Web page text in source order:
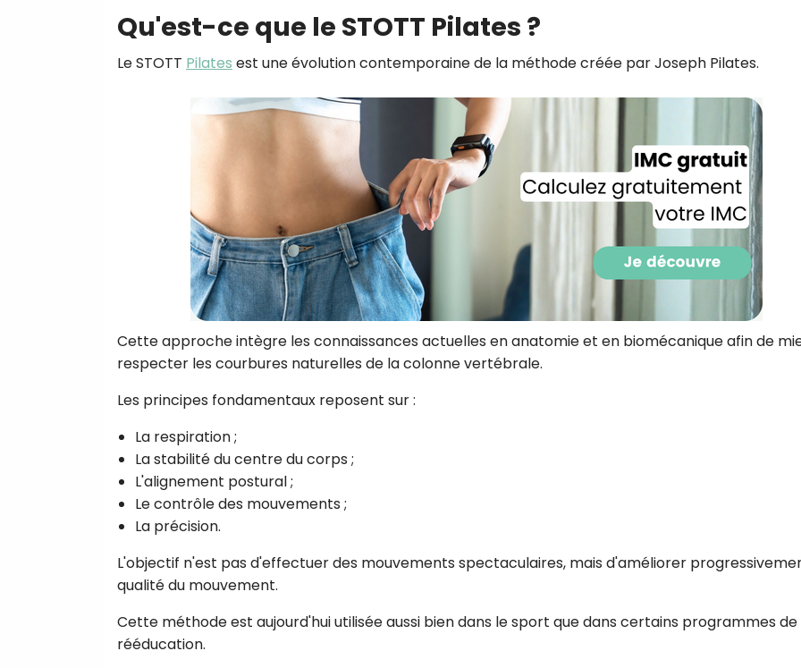
Qu'est-ce que le STOTT Pilates ?
Le STOTT Pilates est une évolution contemporaine de la méthode créée par Joseph Pilates.
Cette approche intègre les connaissances actuelles en anatomie et en biomécanique afin de
respecter les courbures naturelles de la colonne vertébrale.
Les principes fondamentaux reposent sur :
La respiration ;
La stabilité du centre du corps ;
L'alignement postural ;
Le contrôle des mouvements ;
La précision.
L'objectif n'est pas d'effectuer des mouvements spectaculaires, mais d'améliorer
qualité du mouvement.
Cette méthode est aujourd'hui utilisée aussi bien dans le sport que dans certains programmes de
rééducation.
Prisma Players analyse le taux
des courriels pour mesurer et
pourrons savoir si vous ouvrez les
l'heure à laquelle vous le faites
des informations sur le terminal
utilisez. Pour en savoir plus sur ces
voir notrepolitique de
Je reçois mon cadeau !
Votre adresse email sera utilisée par Digital Prisma
envoyer votre newsletter contenant des offres
personnalisées. Vous pourrez vous désinscrire en
désabonnement intégré dans la newsletter. Pour en
exercer vos droits, prenez connaissance de notre
Confidentialité